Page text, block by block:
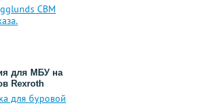
CBM
для МБУ на
Rexroth
для буровой